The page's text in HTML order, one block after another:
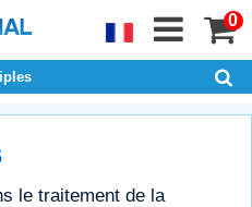
0
le traitement de la